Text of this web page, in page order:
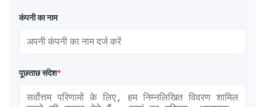
कंपनी का नाम
पूछताछ संदेश*